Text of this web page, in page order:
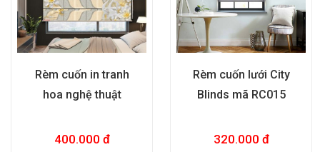
Rèm cuốn in tranh
hoa nghệ thuật
400.000 đ
Rèm cuốn lưới City
Blinds mã RC015
320.000 đ